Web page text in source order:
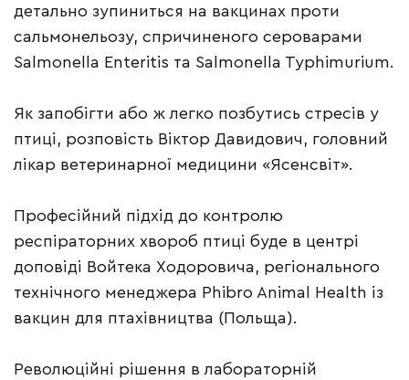
детально зупиниться на вакцинах проти
сальмонельозу, спричиненого сероварами
Salmonella Enteritis та Salmonella Typhimurium.
Як запобігти або ж легко позбутись стресів у
птиці, розповість Віктор Давидович, головний
лікар ветеринарної медицини «Ясенсвіт».
Професійний підхід до контролю
респіраторних хвороб птиці буде в центрі
доповіді Войтека Ходоровича, регіонального
технічного менеджера Phibro Animal Health із
вакцин для птахівництва (Польща).
Революційні рішення в лабораторній